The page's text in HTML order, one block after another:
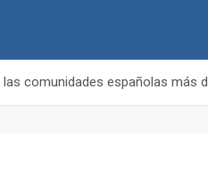
las comunidades españolas más